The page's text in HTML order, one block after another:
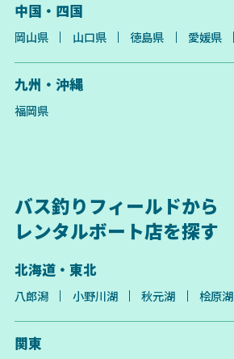
中国・四国
岡山県 山口県 徳島県 愛媛県
九州・沖縄
福岡県
バス釣りフィールドから
レンタルボート店を探す
北海道・東北
八郎潟 小野川湖 秋元湖 桧原湖
関東